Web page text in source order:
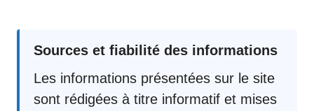
Sources et fiabilité des informations
Les informations présentées sur le site
sont rédigées à titre informatif et mises